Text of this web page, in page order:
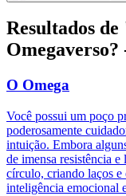
Resultados
O Omega
Você possui um poço
poderosamente
intuição. Embora
de imensa resistência
círculo, criando laços e
inteligência emocional